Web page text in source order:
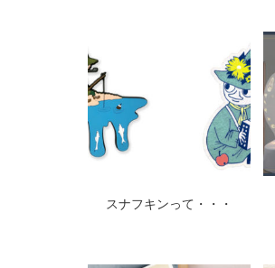
スナフキンって・・・